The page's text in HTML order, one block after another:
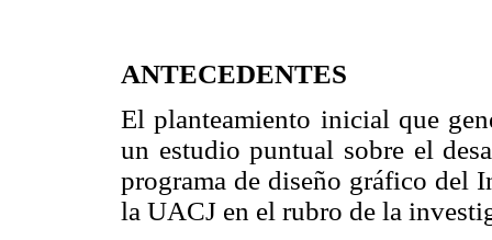
ANTECEDENTES
El planteamiento inicial que
un estudio puntual sobre el
programa de diseño gráfico del
la UACJ en el rubro de la